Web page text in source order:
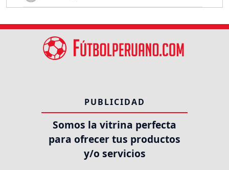
PUBLICIDAD
Somos la vitrina perfecta
para ofrecer tus productos
y/o servicios